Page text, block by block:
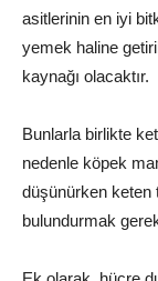
asitlerinin en iyi
yemek haline
kaynağı olacaktır.
Bunlarla birlikte
nedenle köpek
düşünürken keten
bulundurmak